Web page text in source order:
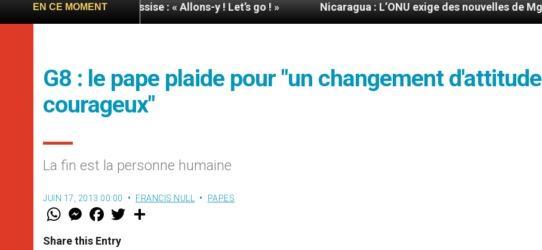
EN CE MOMENT
du pape à Assise : « Allons-y ! Let’s go ! » Nicaragua : L’ONU exige des nouvelles de Mgr Mata
G8 : le pape plaide pour "un changement d'attitude
courageux"
La fin est la personne humaine
JUIN 17, 2013 00:00 FRANCIS NULL PAPES
W
t
s
M
e
s
e
F
a
e
b
w
Share this Entry